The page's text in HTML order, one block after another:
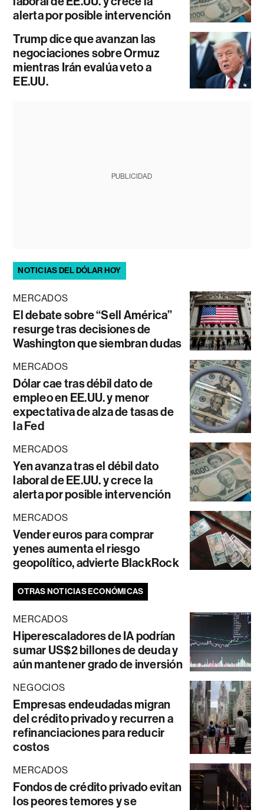
alerta por posible intervención
Trump dice que avanzan las
negociaciones sobre Ormuz
mientras Irán evalúa veto a
EE.UU.
PUBLICIDAD
NOTICIAS DEL DÓLAR HOY
MERCADOS
El debate sobre “Sell América”
resurge tras decisiones de
Washington que siembran dudas
MERCADOS
Dólar cae tras débil dato de
empleo en EE.UU. y menor
expectativa de alza de tasas de
la Fed
MERCADOS
Yen avanza tras el débil dato
laboral de EE.UU. y crece la
alerta por posible intervención
MERCADOS
Vender euros para comprar
yenes aumenta el riesgo
geopolítico, advierte BlackRock
OTRAS NOTICIAS ECONÓMICAS
MERCADOS
Hiperescaladores de IA podrían
sumar US$2 billones de deuda y
aún mantener grado de inversión
NEGOCIOS
Empresas endeudadas migran
del crédito privado y recurren a
refinanciaciones para reducir
costos
MERCADOS
Fondos de crédito privado evitan
los peores temores y se